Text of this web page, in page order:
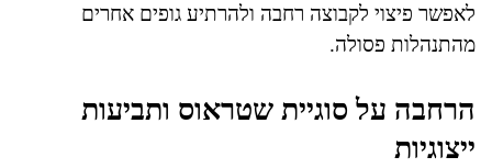
לאפשר פיצוי לקבוצה רחבה ולהרתיע גופים אחרים
מהתנהלות פסולה.
הרחבה על סוגיית שטראוס ותביעות
ייצוגיות